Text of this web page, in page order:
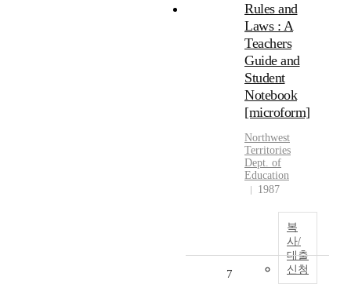
Rules and
Laws : A
Teachers
Guide and
Student
Notebook
[microform]
Northwest
Territories
Dept. of
Education
1987
복
사/
대출
신청
7